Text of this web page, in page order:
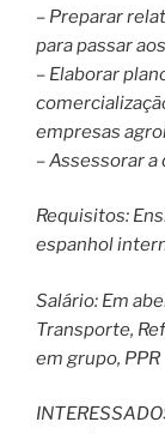
– Preparar
para passar
– Elaborar
empresas
– Assessorar
Requisitos:
espanhol
Salário: Em
Transporte,
em grupo, PPR